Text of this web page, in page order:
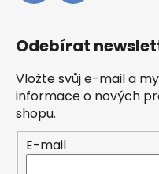
Odebírat
Vložte svůj e-mail a
informace o nových
shopu.
E-mail